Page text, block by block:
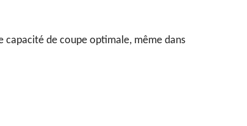
capacité de coupe optimale, même dans